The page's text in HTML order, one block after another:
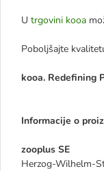
U trgovini kooa
Poboljšajte
kooa. Redefining
Informacije o
zooplus SE
Herzog-Wilhelm-